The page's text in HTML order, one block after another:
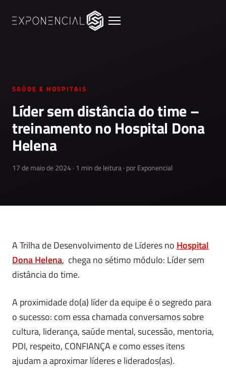
SAÚDE E HOSPITAIS
Líder sem distância do time –
treinamento no Hospital Dona
Helena
17 de maio de 2024 · 1 min de leitura · por Exponencial
A Trilha de Desenvolvimento de Líderes no Hospital
Dona Helena, chega no sétimo módulo: Líder sem
distância do time.
A proximidade do(a) líder da equipe é o segredo para
o sucesso: com essa chamada conversamos sobre
cultura, liderança, saúde mental, sucessão, mentoria,
PDI, respeito, CONFIANÇA e como esses itens
ajudam a aproximar líderes e liderados(as).